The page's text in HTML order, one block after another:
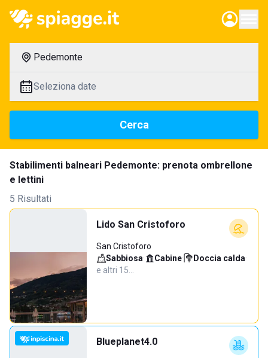
Pedemonte
Seleziona date
Cerca
Stabilimenti balneari Pedemonte: prenota ombrellone
e lettini
5 Risultati
Lido San Cristoforo
San Cristoforo
Sabbiosa· Cabine· Doccia calda·
e altri 15…
Blueplanet4.0